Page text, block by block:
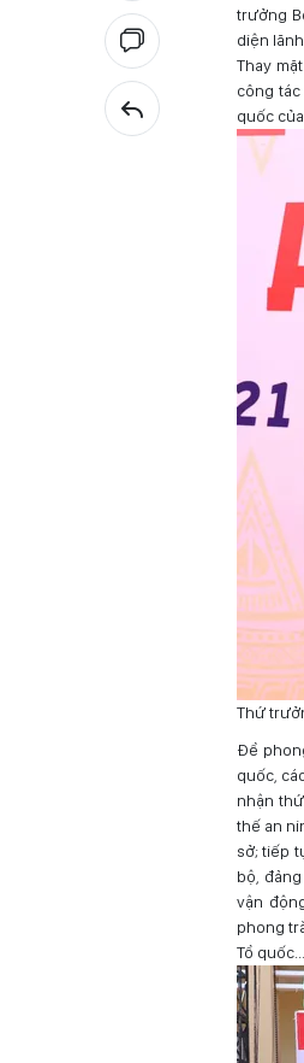
trưởng
diện
Thay
công
quốc
Thứ
Để
quốc,
nhận
thế an
sở; tiếp
bộ,
vận
phong
Tổ quốc...